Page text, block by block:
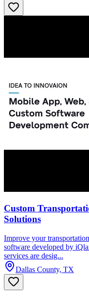
Custom
Solutions
Improve your
software developed by
services are desig...
Dallas County, TX